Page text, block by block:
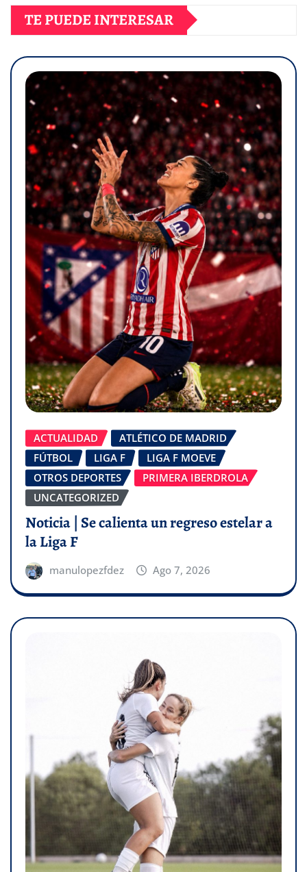
TE PUEDE INTERESAR
ACTUALIDAD
ATLÉTICO DE MADRID
FÚTBOL
LIGA F
LIGA F MOEVE
OTROS DEPORTES
PRIMERA IBERDROLA
UNCATEGORIZED
Noticia | Se calienta un regreso estelar a
la Liga F
manulopezfdez Ago 7, 2026